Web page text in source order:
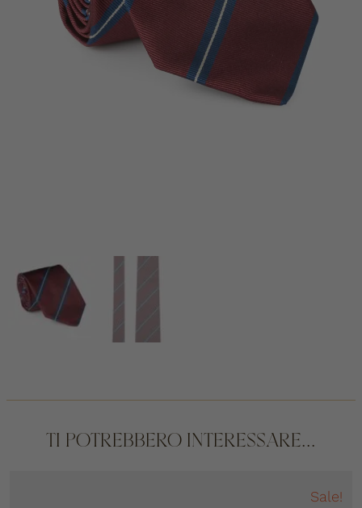
TI POTREBBERO INTERESSARE...
Sale!